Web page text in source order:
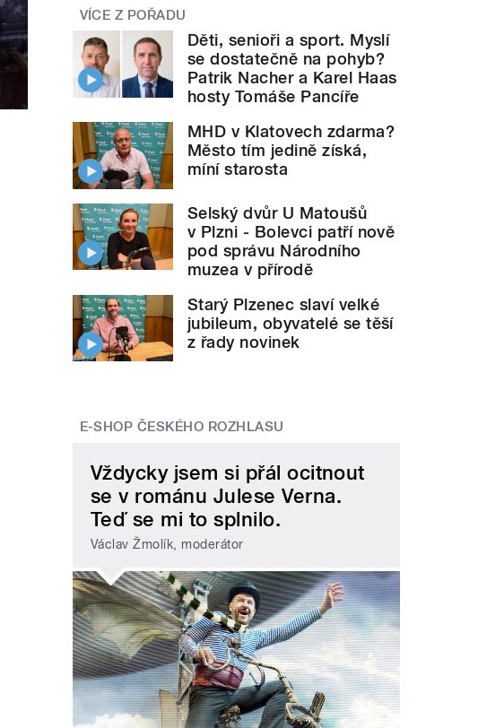
VÍCE Z POŘADU
Děti, senioři a sport. Myslí
se dostatečně na pohyb?
Patrik Nacher a Karel Haas
hosty Tomáše Pancíře
MHD v Klatovech zdarma?
Město tím jedině získá,
míní starosta
Selský dvůr U Matoušů
v Plzni - Bolevci patří nově
pod správu Národního
muzea v přírodě
Starý Plzenec slaví velké
jubileum, obyvatelé se těší
z řady novinek
E-SHOP ČESKÉHO ROZHLASU
Vždycky jsem si přál ocitnout
se v románu Julese Verna.
Teď se mi to splnilo.
Václav Žmolík, moderátor